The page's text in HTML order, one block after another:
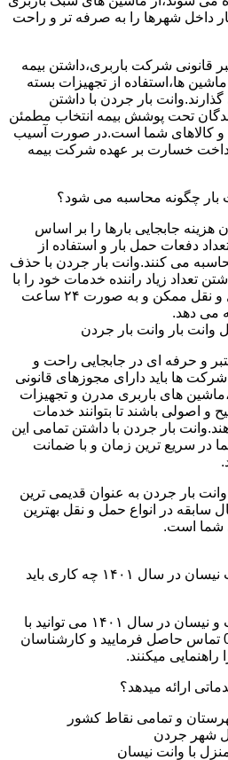
داخل شهرها را به صرفه تر و راحت
قانونی شرکت باربری،داشتن بیمه
ها،استفاده از تجهیزات بسته
بار جردن با داشتن
تحت پوشش بیمه انتخاب مطمئن
و کالاهای شما است.در صورت آسیب
خسارت بر عهده شرکت بیمه
بار چگونه محاسبه می شود؟
جابجایی بارها را بر اساس
دفعات حمل بار و استفاده از
می کنند.وانت بار جردن با حذف
تعداد زیاد راننده خدمات خود را با
مناسب ترین تعرفه نرخ حمل و نقل ممکن و به صورت ۲۴ ساعت
می دهد.
بار وانت بار جردن
و حرفه ای در جابجایی راحت و
ها باید دارای مجوزهای قانونی
های باربری مدرن و تجهیزات
اصولی باشند تا بتوانند خدمات
بار جردن با داشتن تمامی این
در سریع ترین زمان و با ضمانت
بار جردن به عنوان قدیمی ترین
ایران با بیش از ۷۵ سال سابقه در انواع حمل و نقل بهترین
شما است.
برای اطلاع از نرخ کرایه وانت نیسان در سال ۱۴۰۱ چه کاری باید
برای اطلاع از نرخ کرایه وانت و نیسان در سال ۱۴۰۱ می توانید با
شماره تماس 09051803289 تماس حاصل فرمایید و کارشناسان
میکنند.
ارائه میدهد؟
و تمامی نقاط کشور
شهر جردن
با وانت نیسان